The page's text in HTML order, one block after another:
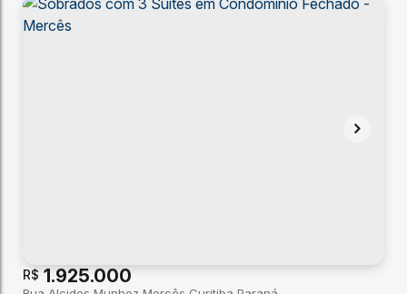
R$ 1.925.000